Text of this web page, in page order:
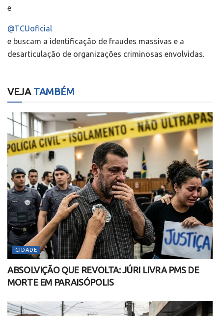
e
@TCUoficial
e buscam a identificação de fraudes massivas e a
desarticulação de organizações criminosas envolvidas.
VEJATAMBÉM
CIDADE
ABSOLVIÇÃO QUE REVOLTA: JÚRI LIVRA PMS DE
MORTE EM PARAISÓPOLIS